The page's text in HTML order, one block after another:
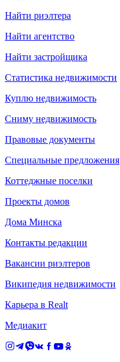
Найти риэлтера
Найти агентство
Найти застройщика
Статистика недвижимости
Куплю недвижимость
Сниму недвижимость
Правовые документы
Специальные предложения
Коттеджные поселки
Проекты домов
Дома Минска
Контакты редакции
Вакансии риэлтеров
Википедия недвижимости
Карьера в Realt
Медиакит